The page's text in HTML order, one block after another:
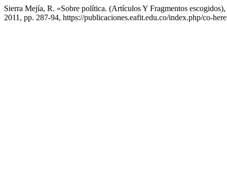
Sierra Mejía, R. «Sobre política. (Artículos Y Fragmentos
2011, pp. 287-94, https://publicaciones.eafit.edu.co/index.php/co-